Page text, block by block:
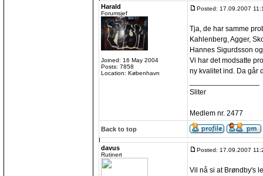
Harald
Forumsjef
Joined: 16 May 2004
Posts: 7858
Location: København
Posted: 17.09.2007
Tja, de har samme
Kahlenberg, Agger,
Hannes Sigurdsson
Vi har det modsatte
ny kvalitet ind. Da går
Sliter
Medlem nr. 2477
Back to top
davus
Rutinert
Posted: 17.09.2007
Vil nå si at Brøndby's